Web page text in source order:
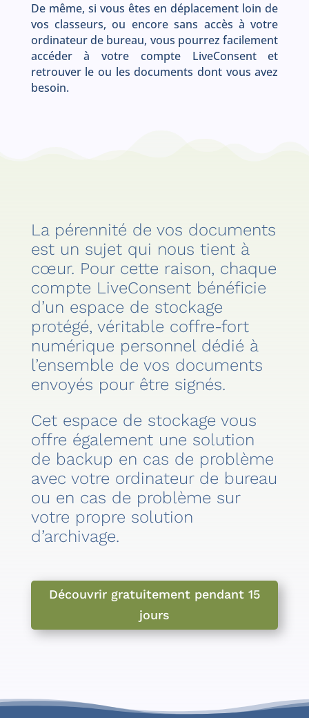
De même, si vous êtes en déplacement loin de
vos classeurs, ou encore sans accès à votre
ordinateur de bureau, vous pourrez facilement
accéder à votre compte LiveConsent et
retrouver le ou les documents dont vous avez
besoin.
La pérennité de vos documents
est un sujet qui nous tient à
cœur. Pour cette raison, chaque
compte LiveConsent bénéficie
d’un espace de stockage
protégé, véritable coffre-fort
numérique personnel dédié à
l’ensemble de vos documents
envoyés pour être signés.
Cet espace de stockage vous
offre également une solution
de backup en cas de problème
avec votre ordinateur de bureau
ou en cas de problème sur
votre propre solution
d’archivage.
Découvrir gratuitement pendant 15
jours